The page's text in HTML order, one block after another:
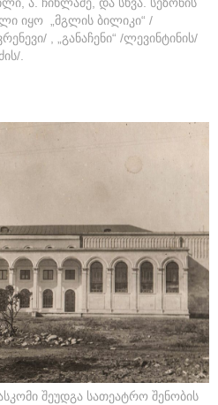
იყო „მგლის ბილიკი“ /
, „განაჩენი“ /ლევინტინის/
.
შეუდგა სათეატრო შენობის